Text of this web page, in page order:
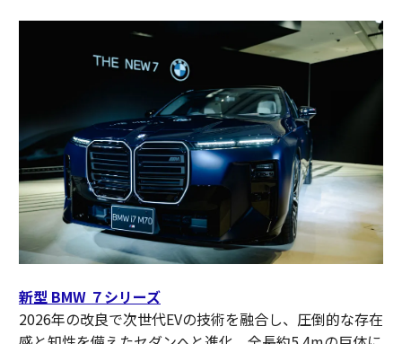
新型 BMW ７シリーズ
2026年の改良で次世代EVの技術を融合し、圧倒的な存在